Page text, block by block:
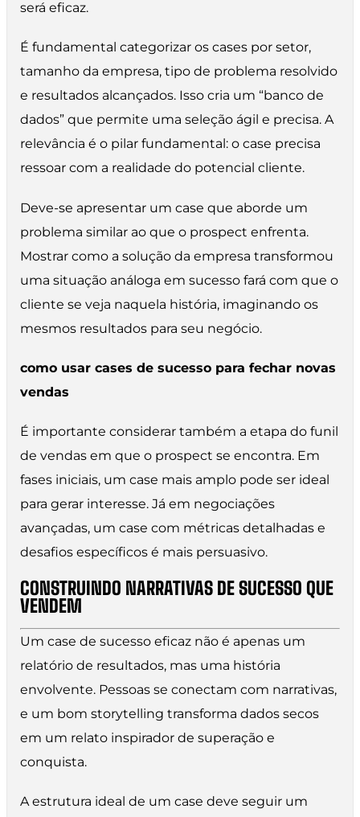
será eficaz.
É fundamental categorizar os cases por setor,
tamanho da empresa, tipo de problema resolvido
e resultados alcançados. Isso cria um “banco de
dados” que permite uma seleção ágil e precisa. A
relevância é o pilar fundamental: o case precisa
ressoar com a realidade do potencial cliente.
Deve-se apresentar um case que aborde um
problema similar ao que o prospect enfrenta.
Mostrar como a solução da empresa transformou
uma situação análoga em sucesso fará com que o
cliente se veja naquela história, imaginando os
mesmos resultados para seu negócio.
como usar cases de sucesso para fechar novas
vendas
É importante considerar também a etapa do funil
de vendas em que o prospect se encontra. Em
fases iniciais, um case mais amplo pode ser ideal
para gerar interesse. Já em negociações
avançadas, um case com métricas detalhadas e
desafios específicos é mais persuasivo.
CONSTRUINDO NARRATIVAS DE SUCESSO QUE
VENDEM
Um case de sucesso eficaz não é apenas um
relatório de resultados, mas uma história
envolvente. Pessoas se conectam com narrativas,
e um bom storytelling transforma dados secos
em um relato inspirador de superação e
conquista.
A estrutura ideal de um case deve seguir um